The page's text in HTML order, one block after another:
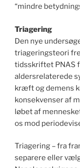
“mindre
Triagering
Den nye
triageringsteori
tidsskriftet PNAS
aldersrelaterede
kræft og demens
konsekvenser af
løbet af
os mod
Triagering – fra
separere eller